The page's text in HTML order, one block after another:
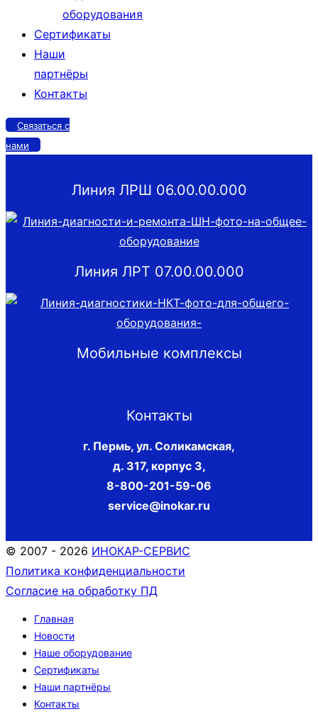
оборудования
Сертификаты
Наши
партнёры
Контакты
Связаться с
нами
Линия ЛРШ 06.00.00.000
Линия ЛРТ 07.00.00.000
Мобильные комплексы
Контакты
г. Пермь, ул. Соликамская,
д. 317, корпус 3,
8-800-201-59-06
service@inokar.ru
© 2007 - 2026 ИНОКАР-СЕРВИС
Политика конфиденциальности
Согласие на обработку ПД
Главная
Новости
Наше оборудование
Сертификаты
Наши партнёры
Контакты